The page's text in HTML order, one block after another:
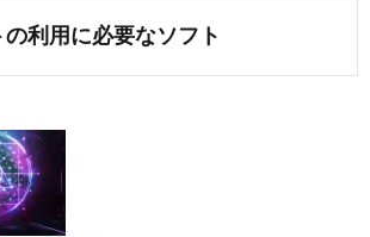
利用に必要なソフト